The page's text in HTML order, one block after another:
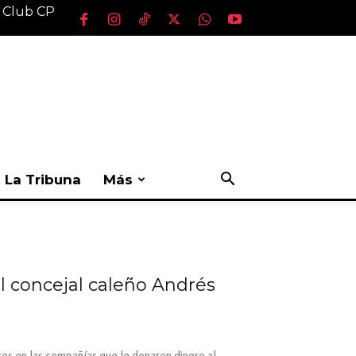
CP
La Tribuna Más
concejal caleño Andrés